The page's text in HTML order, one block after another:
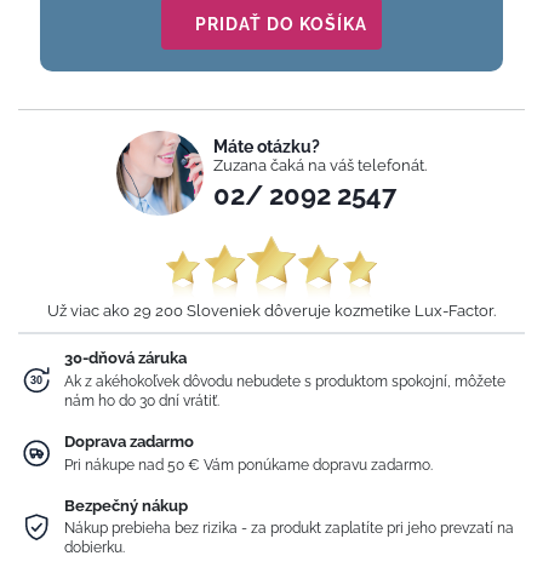
PRIDAŤ DO KOŠÍKA
Máte otázku?
Zuzana čaká na váš telefonát.
02/ 2092 2547
Už viac ako 29 200 Sloveniek dôveruje kozmetike Lux-Factor.
30-dňová záruka
Ak z akéhokoľvek dôvodu nebudete s produktom spokojní, môžete
nám ho do 30 dní vrátiť.
Doprava zadarmo
Pri nákupe nad 50 € Vám ponúkame dopravu zadarmo.
Bezpečný nákup
Nákup prebieha bez rizika - za produkt zaplatíte pri jeho prevzatí na
dobierku.